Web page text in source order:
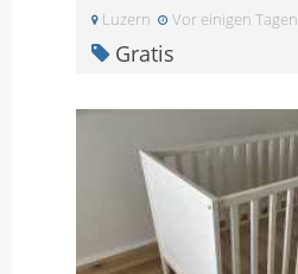
Luzern Vor einigen Tagen
Gratis